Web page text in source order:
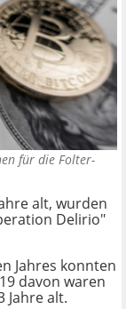
für die Folter-
alt, wurden
Delirio"
Jahres konnten
davon waren
Jahre alt.